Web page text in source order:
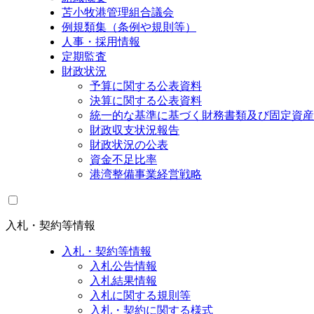
苫小牧港管理組合議会
例規類集（条例や規則等）
人事・採用情報
定期監査
財政状況
予算に関する公表資料
決算に関する公表資料
統一的な基準に基づく財務書類及び固定資
財政収支状況報告
財政状況の公表
資金不足比率
港湾整備事業経営戦略
入札・契約等情報
入札・契約等情報
入札公告情報
入札結果情報
入札に関する規則等
入札・契約に関する様式